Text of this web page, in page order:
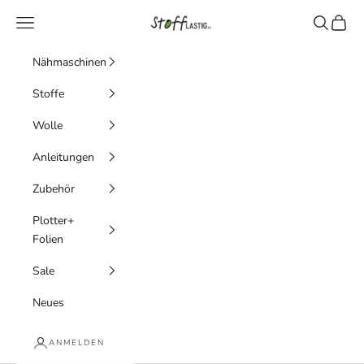
Stofflastig
Menü Suchen
Nähmaschinen
Stoffe
Wolle
Anleitungen
Zubehör
Plotter+
Folien
Sale
Neues
ANMELDEN